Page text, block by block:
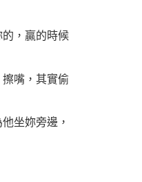
，贏的時候
嘴，其實偷
坐妳旁邊，